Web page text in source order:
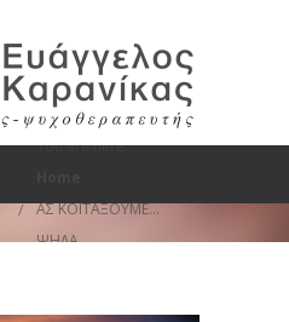
You are here:
ΑΣ ΚΟΙΤΑΞΟΥΜΕ…
ΨΗΛΑ